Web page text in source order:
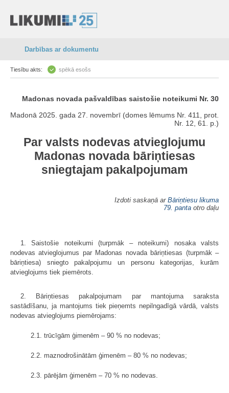
Darbības ar dokumentu
Tiesību akts: spēkā esošs
Madonas novada pašvaldības saistošie noteikumi Nr. 30
Madonā 2025. gada 27. novembrī (domes lēmums Nr. 411, prot.
Nr. 12, 61. p.)
Par valsts nodevas atvieglojumu
Madonas novada bāriņtiesas
sniegtajam pakalpojumam
Izdoti saskaņā ar Bāriņtiesu likuma
79. panta otro daļu
1. Saistošie noteikumi (turpmāk – noteikumi) nosaka valsts
nodevas atvieglojumus par Madonas novada bāriņtiesas (turpmāk –
bāriņtiesa) sniegto pakalpojumu un personu kategorijas, kurām
atvieglojums tiek piemērots.
2. Bāriņtiesas pakalpojumam par mantojuma saraksta
sastādīšanu, ja mantojums tiek pieņemts nepilngadīgā vārdā, valsts
nodevas atvieglojums piemērojams:
2.1. trūcīgām ģimenēm – 90 % no nodevas;
2.2. maznodrošinātām ģimenēm – 80 % no nodevas;
2.3. pārējām ģimenēm – 70 % no nodevas.